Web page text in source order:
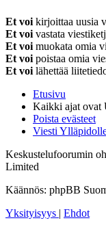
Et voi kirjoittaa uusia
Et voi vastata
Et voi muokata omia
Et voi poistaa omia
Et voi lähettää
Etusivu
Kaikki ajat ovat
Poista evästeet
Viesti
Keskustelufoorumin
Limited
Käännös: phpBB
Yksityisyys | Ehdot